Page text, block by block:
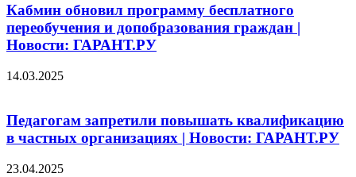
Кабмин обновил программу бесплатного
переобучения и допобразования граждан |
Новости: ГАРАНТ.РУ
14.03.2025
Педагогам запретили повышать квалификацию
в частных организациях | Новости: ГАРАНТ.РУ
23.04.2025